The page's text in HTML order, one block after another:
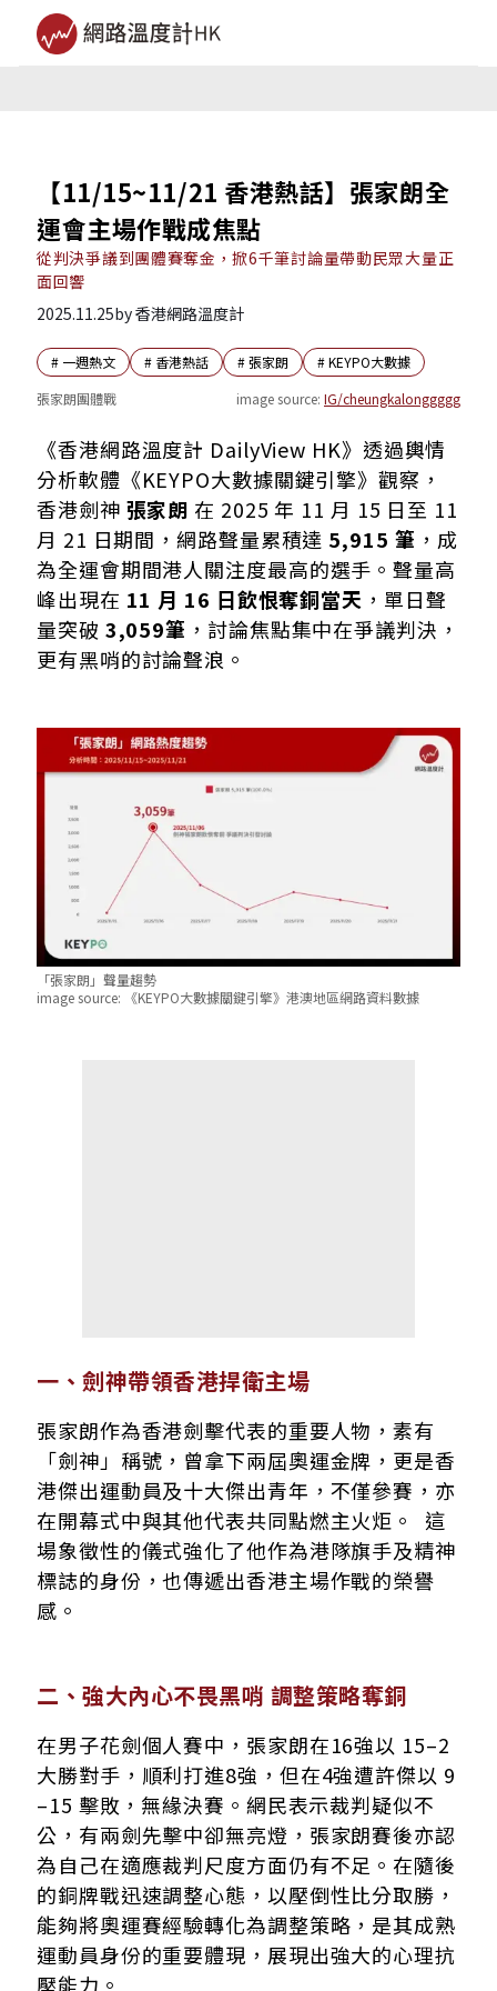
【11/15~11/21 香港熱話】張家朗全
運會主場作戰成焦點
從判決爭議到團體賽奪金，掀6千筆討論量帶動民眾大量正
面回響
2025.11.25by香港網路溫度計
# 一週熱文 # 香港熱話 #張家朗 #KEYPO大數據
張家朗團體戰
image source: IG/cheungkalonggggg
一、劍神帶領香港捍衛主場
二、強大內心不畏黑哨 調整策略奪銅
三、體現香港精神 創最佳成績
四、超越個人比賽勝負 香港體壇重要象徵
《香港網路溫度計 DailyView HK》透過輿情
分析軟體《KEYPO大數據關鍵引擎》觀察，
香港劍神 張家朗 在 2025 年 11 月 15 日至 11
月 21 日期間，網路聲量累積達 5,915 筆 ，成
為全運會期間港人關注度最高的選手。聲量高
峰出現在 11 月 16 日飲恨奪銅當天 ，單日聲
量突破 3,059筆 ，討論焦點集中在爭議判決，
更有黑哨的討論聲浪。
「張家朗」聲量趨勢
image source: 《KEYPO大數據關鍵引擎》港澳地區網路資料數據
一、劍神帶領香港捍衛主場
張家朗作為香港劍擊代表的重要人物，素有
「劍神」稱號，曾拿下兩屆奧運金牌，更是香
港傑出運動員及十大傑出青年，不僅參賽，亦
在開幕式中與其他代表共同點燃主火炬。 這
場象徵性的儀式強化了他作為港隊旗手及精神
標誌的身份，也傳遞出香港主場作戰的榮譽
感。
二、強大內心不畏黑哨 調整策略奪銅
在男子花劍個人賽中，張家朗在16強以 15–2
大勝對手，順利打進8強，但在4強遭許傑以 9
–15 擊敗，無緣決賽。網民表示裁判疑似不
公，有兩劍先擊中卻無亮燈，張家朗賽後亦認
為自己在適應裁判尺度方面仍有不足。在隨後
的銅牌戰迅速調整心態，以壓倒性比分取勝，
能夠將奧運賽經驗轉化為調整策略，是其成熟
運動員身份的重要體現，展現出強大的心理抗
壓能力。